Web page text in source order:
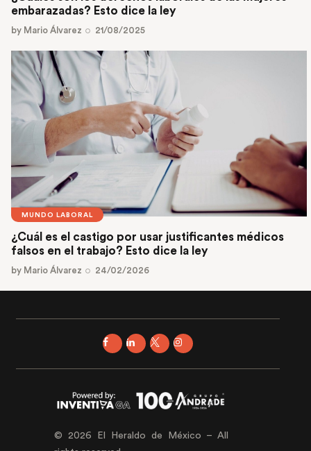
embarazadas? Esto dice la ley
by Mario Álvarez 21/08/2025
MUNDO LABORAL
¿Cuál es el castigo por usar justificantes médicos
falsos en el trabajo? Esto dice la ley
by Mario Álvarez 24/02/2026
© 2026 El Heraldo de México – All